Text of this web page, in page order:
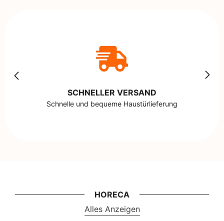
SCHNELLER VERSAND
Schnelle und bequeme Haustürlieferung
HORECA
Alles Anzeigen